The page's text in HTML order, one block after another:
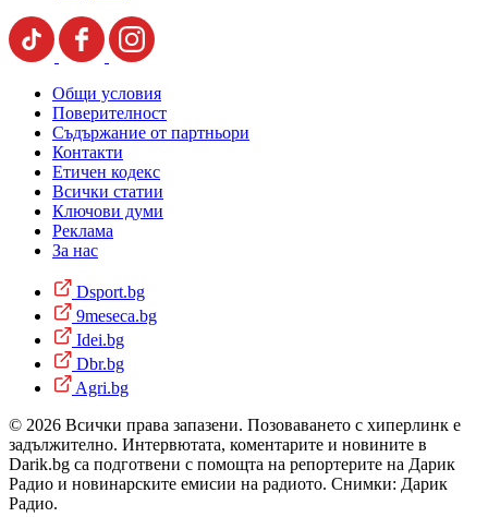
Общи условия
Поверителност
Съдържание от партньори
Контакти
Етичен кодекс
Всички статии
Ключови думи
Реклама
За нас
Dsport.bg
9meseca.bg
Idei.bg
Dbr.bg
Agri.bg
© 2026 Всички права запазени. Позоваването с хиперлинк е
задължително. Интервютата, коментарите и новините в
Darik.bg са подготвени с помощта на репортерите на Дарик
Радио и новинарските емисии на радиото. Снимки: Дарик
Радио.